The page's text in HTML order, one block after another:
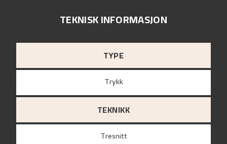
TEKNISK INFORMASJON
TYPE
Trykk
TEKNIKK
Tresnitt